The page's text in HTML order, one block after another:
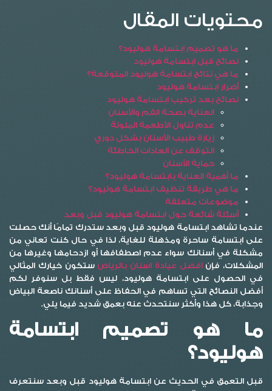
محتويات المقال
ما هو تصميم ابتسامة هوليود؟
نصائح قبل ابتسامة هوليود
ما هي نتائج ابتسامة هوليود المتوقعة؟
أضرار ابتسامة هوليود
نصائح بعد تركيب ابتسامة هوليود
العناية بصحة الفم والأسنان
عدم تناول الأطعمة الملونة
زيارة طبيب الأسنان بشكل دوري
التوقف عن العادات الخاطئة
حماية الأسنان
ما أهمية العناية بابتسامة هوليود؟
ما هي طريقة تنظيف ابتسامة هوليود؟
موضوعات متعلقة
أسئلة شائعة حول ابتسامة هوليود قبل وبعد
عندما تشاهدابتسامة هوليود قبل وبعد ستدرك تمامًا أنك حصلت
على ابتسامة ساحرة ومذهلة للغاية، لذا في حال كنت تعاني من
مشكلة في أسنانك سواء عدم اصطفافها أو ازدحامها وغيرها من
المشكلات، فإنافضل عيادة اسنان بالرياض ستكون خيارك المثالي
في الحصول على ابتسامة هوليود، ليس فقط بل سنوفر لكم
أفضل النصائح التي تساهم في الحفاظ على أسنانك ناصعة البياض
وجذابة، كل هذا وأكثر سنتحدث عنه بعمق شديد فيما يلي.
ما هو تصميم ابتسامة
هوليود؟
قبل التعمق في الحديث عنابتسامة هوليود قبل وبعد سنتعرف